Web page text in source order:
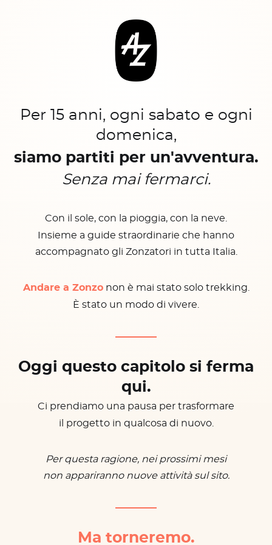
Per 15 anni, ogni sabato e ogni
domenica,
siamo partiti per un'avventura.
Senza mai fermarci.
Con il sole, con la pioggia, con la neve.
Insieme a guide straordinarie che hanno
accompagnato gli Zonzatori in tutta Italia.
Andare a Zonzonon è mai stato solo trekking.
È stato un modo di vivere.
Oggi questo capitolo si ferma
qui.
Ci prendiamo una pausa per trasformare
il progetto in qualcosa di nuovo.
Per questa ragione, nei prossimi mesi
non appariranno nuove attività sul sito.
Ma torneremo.